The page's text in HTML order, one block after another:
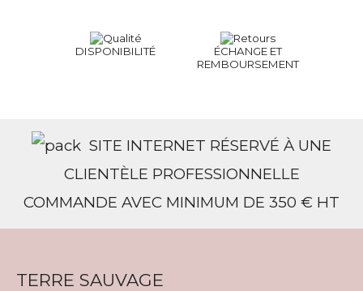
DISPONIBILITÉ
ÉCHANGE ET
REMBOURSEMENT
SITE INTERNET RÉSERVÉ À UNE
CLIENTÈLE PROFESSIONNELLE
COMMANDE AVEC MINIMUM DE 350 € HT
TERRE SAUVAGE